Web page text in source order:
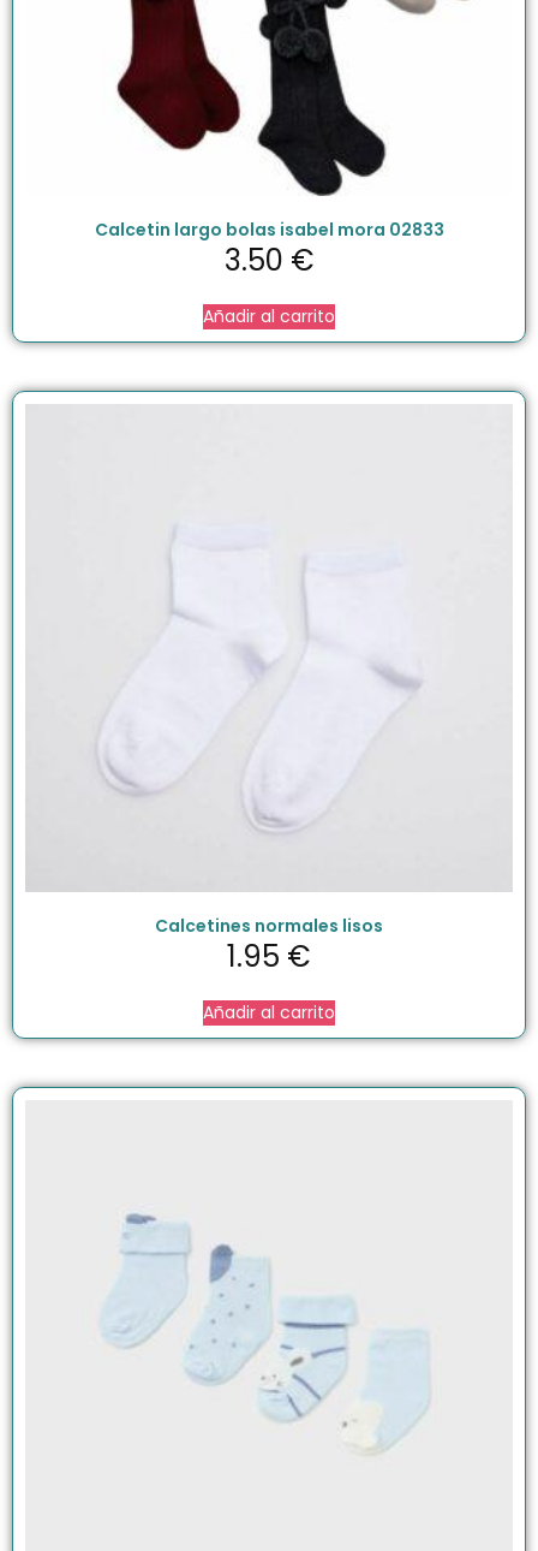
Calcetin largo bolas isabel mora 02833
3.50 €
Añadir al carrito
Calcetines normales lisos
1.95 €
Añadir al carrito